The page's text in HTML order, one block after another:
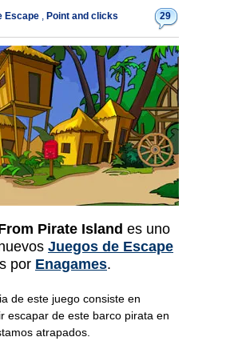
29
Escape , Point and clicks
Pirate Island es uno
Juegos de Escape
por Enagames.
de este juego consiste en
escapar de este barco pirata en
atrapados.